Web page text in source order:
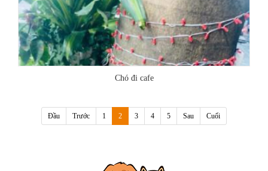
Chó đi cafe
Đầu Trước 1 2(current)
3 4 5 Sau Cuối